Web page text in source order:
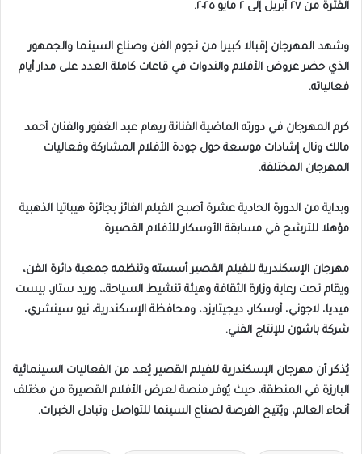
الفترة من ٢٧ أبريل إلى ٢ مايو ٢٠٢٥.
وشهد المهرجان إقبالا كبيرا من نجوم الفن وصناع السينما والجمهور
الذي حضر عروض الأفلام والندوات في قاعات كاملة العدد على مدار أيام
فعالياته.
كرم المهرجان في دورته الماضية الفنانة ريهام عبد الغفور والفنان أحمد
مالك ونال إشادات موسعة حول جودة الأفلام المشاركة وفعاليات
المهرجان المختلفة.
وبداية من الدورة الحادية عشرة أصبح الفيلم الفائز بجائزة هيباتيا الذهبية
مؤهلا للترشح في مسابقة الأوسكار للأفلام القصيرة.
مهرجان الإسكندرية للفيلم القصير أسسته وتنظمه جمعية دائرة الفن،
ويقام تحت رعاية وزارة الثقافة وهيئة تنشيط السياحة،، وريد ستار، بيست
ميديا، لاجوني، أوسكار، ديجيتايزد، ومحافظة الإسكندرية، نيو سينشري،
شركة باشون للإنتاج الفني.
يُذكر أن مهرجان الإسكندرية للفيلم القصير يُعد من الفعاليات السينمائية
البارزة في المنطقة، حيث يُوفر منصة لعرض الأفلام القصيرة من مختلف
أنحاء العالم، ويُتيح الفرصة لصناع السينما للتواصل وتبادل الخبرات. ‎